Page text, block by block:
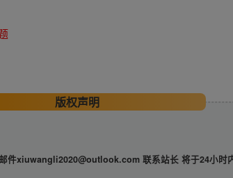
版权声明
件xiuwangli2020@outlook.com 联系站长 将于24小时